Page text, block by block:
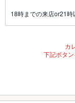
18時までの来店or21
カ
下記ボタ